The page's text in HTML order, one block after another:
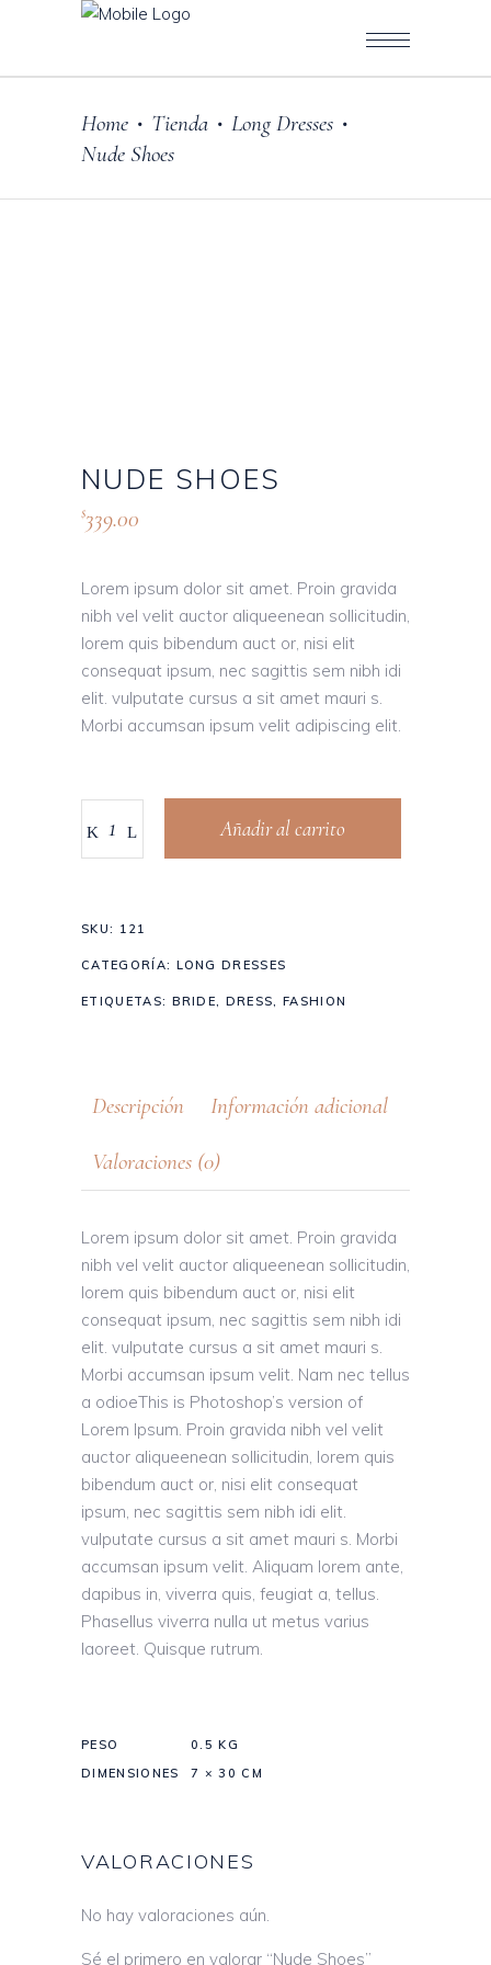
Home • Tienda • Long Dresses •
Nude Shoes
NUDE SHOES
$339.00
Lorem ipsum dolor sit amet. Proin gravida
nibh vel velit auctor aliqueenean sollicitudin,
lorem quis bibendum auct or, nisi elit
consequat ipsum, nec sagittis sem nibh idi
elit. vulputate cursus a sit amet mauri s.
Morbi accumsan ipsum velit adipiscing elit.
Añadir al carrito
SKU: 121
CATEGORÍA: LONG DRESSES
ETIQUETAS: BRIDE, DRESS,FASHION
Descripción Información adicional
Valoraciones (0)
Lorem ipsum dolor sit amet. Proin gravida
nibh vel velit auctor aliqueenean sollicitudin,
lorem quis bibendum auct or, nisi elit
consequat ipsum, nec sagittis sem nibh idi
elit. vulputate cursus a sit amet mauri s.
Morbi accumsan ipsum velit. Nam nec tellus
a odioeThis is Photoshop’s version of
Lorem Ipsum. Proin gravida nibh vel velit
auctor aliqueenean sollicitudin, lorem quis
bibendum auct or, nisi elit consequat
ipsum, nec sagittis sem nibh idi elit.
vulputate cursus a sit amet mauri s. Morbi
accumsan ipsum velit. Aliquam lorem ante,
dapibus in, viverra quis, feugiat a, tellus.
Phasellus viverra nulla ut metus varius
laoreet. Quisque rutrum.
PESO
0.5 KG
DIMENSIONES
7 × 30 CM
VALORACIONES
No hay valoraciones aún.
Sé el primero en valorar “Nude Shoes”